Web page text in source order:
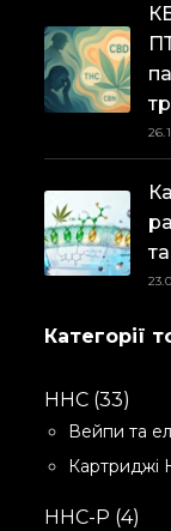
Категорії
HHC 3333
Вейпи та
Картриджі
HHC-P 44